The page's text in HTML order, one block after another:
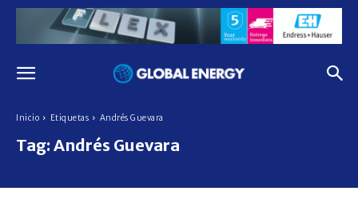
Inicio Etiquetas Andrés Guevara
Tag: Andrés Guevara